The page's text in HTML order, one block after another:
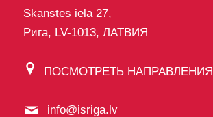
Skanstes iela 27,
Рига, LV-1013, ЛАТВИЯ
ПОСМОТРЕТЬ НАПРАВЛЕНИЯ
info@isriga.lv